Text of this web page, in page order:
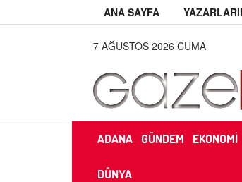
ANA SAYFA
7 AĞUSTOS 2026 CUMA
ADANA GÜNDEM EKONOMİ
DÜNYA